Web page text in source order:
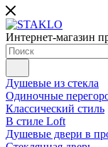
Интернет-магазин
Душевые из стекла
Одиночные
Классический стиль
В стиле Loft
Душевые двери в